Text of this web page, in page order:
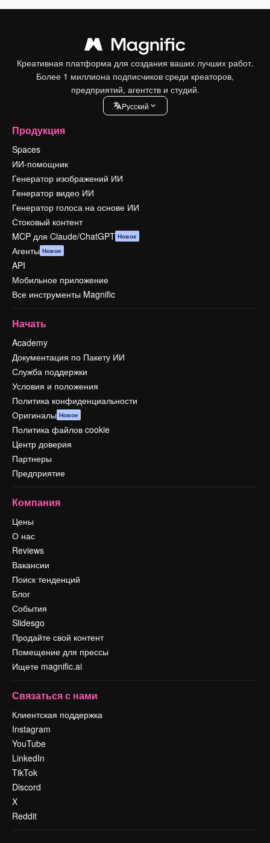
Креативная платформа для создания ваших лучших работ.
Более 1 миллиона подписчиков среди креаторов,
предприятий, агентств и студий.
Pусский
Продукция
Spaces
ИИ-помощник
Генератор изображений ИИ
Генератор видео ИИ
Генератор голоса на основе ИИ
Стоковый контент
MCP для Claude/ChatGPT Новое
Агенты Новое
API
Мобильное приложение
Все инструменты Magnific
Начать
Academy
Документация по Пакету ИИ
Служба поддержки
Условия и положения
Политика конфиденциальности
Оригиналы Новое
Политика файлов cookie
Центр доверия
Партнеры
Предприятие
Компания
Цены
О нас
Reviews
Вакансии
Поиск тенденций
Блог
События
Slidesgo
Продайте свой контент
Помещение для прессы
Ищете magnific.ai
Связаться с нами
Клиентская поддержка
Instagram
YouTube
LinkedIn
TikTok
Discord
X
Reddit